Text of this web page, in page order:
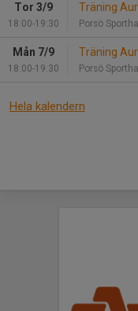
Tor 3/9
18:00-19:30
Träning
Porsö
Mån 7/9
18:00-19:30
Träning
Porsö
Hela kalendern